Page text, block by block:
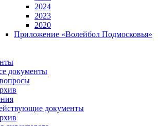
2024
2023
2020
Приложение «Волейбол Подмосковья»
документы
документы